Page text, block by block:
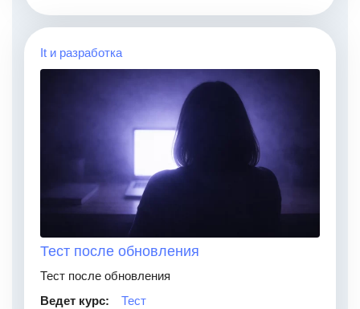
It и разработка
Тест после обновления
Тест после обновления
Ведет курс:
Тест